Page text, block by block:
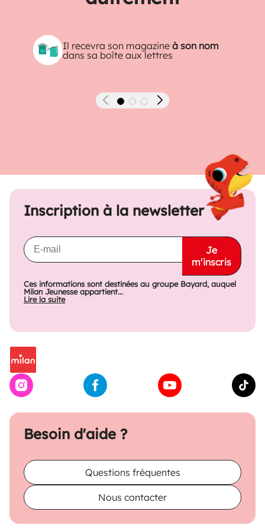
Il recevra son magazineà son nom
dans sa boîte aux lettres
Précédent Suivant
Besoin d'aide ?
Questions fréquentes
Nous contacter
Inscription à la newsletter
Je
m'inscris
Ces informations sont destinées au groupe Bayard, auquel
Milan Jeunesse appartient...
Lire la suite